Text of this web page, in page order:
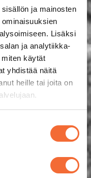
ja mainosten
Lisäksi
ja analytiikka-
käytät
yhdistää näitä
heille tai joita on